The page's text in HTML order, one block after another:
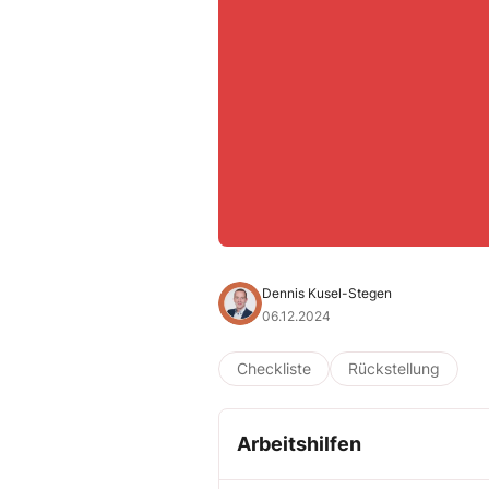
Dennis Kusel-Stegen
06.12.2024
Checkliste Rückstellung
Arbeitshilfen